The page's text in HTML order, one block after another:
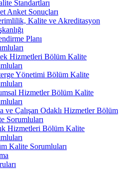
Standartları
Anket Sonuçları
Kalite ve Akreditasyon
Planı
Hizmetleri Bölüm Kalite
Yönetimi Bölüm Kalite
Hizmetler Bölüm Kalite
ve Çalışan Odaklı Hizmetler Bölüm
Sorumluları
Hizmetleri Bölüm Kalite
Kalite Sorumluları